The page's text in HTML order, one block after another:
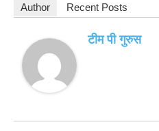
Author Recent Posts
टीम पी गुरुस